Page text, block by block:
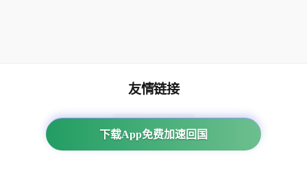
下载App免费加速回国
友情链接
番茄加速器